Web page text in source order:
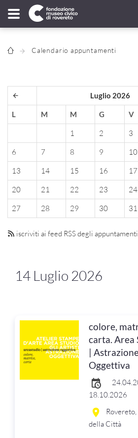
Calendario appuntamenti
Luglio 2026
L M M G V
1 2 3
6
7 8 9 10
13
14 15 16 17
20
21 22 23 24
27
28 29 30 31
iscriviti ai feed RSS degli appuntamenti
14 Luglio 2026
colore,
carta. Area
|
Oggettiva
18.10.2026
della Città